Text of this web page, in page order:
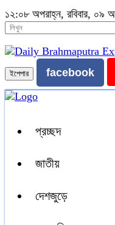
১২:০৮ অপরাহ্ন, রবিবার, ০৯
ইপেপার facebook
প্রচ্ছদ
জাতীয়
দেশজুড়ে